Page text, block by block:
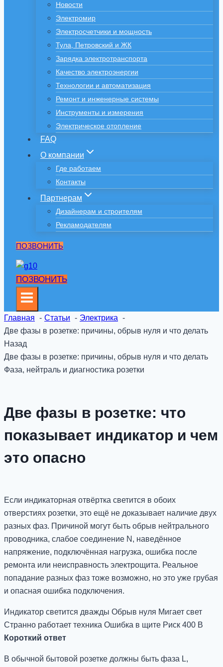
Новости
Электромир
Электросчетчики и мощность
Тула, Петровский и ЖК
Зарядка электротранспорта
Качество электроэнергии
Технологии и автоматизация
Ремонт и инженерные системы
Инструменты и измерения
Электрическое отопление
FAQ
О компании
Где работаем
Контакты
Партнерам
Дизайнерам и строителям
Рекламодателям
ПОЗВОНИТЬ
ПОЗВОНИТЬ
Главная Статьи
Электрика
Две фазы в розетке: причины, обрыв нуля и что делать
Назад
Две фазы в розетке: причины, обрыв нуля и что делать
Фаза, нейтраль и диагностика розетки
Две фазы в розетке: что
показывает индикатор и чем
это опасно
Если индикаторная отвёртка светится в обоих
отверстиях розетки, это ещё не доказывает наличие двух
разных фаз. Причиной могут быть обрыв нейтрального
проводника, слабое соединение N, наведённое
напряжение, подключённая нагрузка, ошибка после
ремонта или неисправность электрощита. Реальное
попадание разных фаз тоже возможно, но это уже грубая
и опасная ошибка подключения.
Индикатор светится дважды Обрыв нуля Мигает свет
Странно работает техника Ошибка в щите Риск 400 В
Короткий ответ
В обычной бытовой розетке должны быть фаза L,